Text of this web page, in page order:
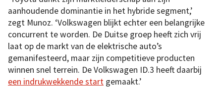
aanhoudende dominantie in het hybride segment,’
zegt Munoz. ‘Volkswagen blijkt echter een belangrijke
concurrent te worden. De Duitse groep heeft zich vrij
laat op de markt van de elektrische auto’s
gemanifesteerd, maar zijn competitieve producten
winnen snel terrein. De Volkswagen ID.3 heeft daarbij
een indrukwekkende start gemaakt.’